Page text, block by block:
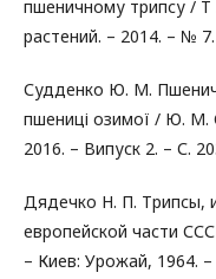
пшеничному трипсу /
растений. – 2014. – №
Судденко Ю. М.
пшениці озимої / Ю. М.
2016. – Випуск 2. – С.
Дядечко Н. П. Трипсы,
европейской части
– Киев: Урожай, 1964. –